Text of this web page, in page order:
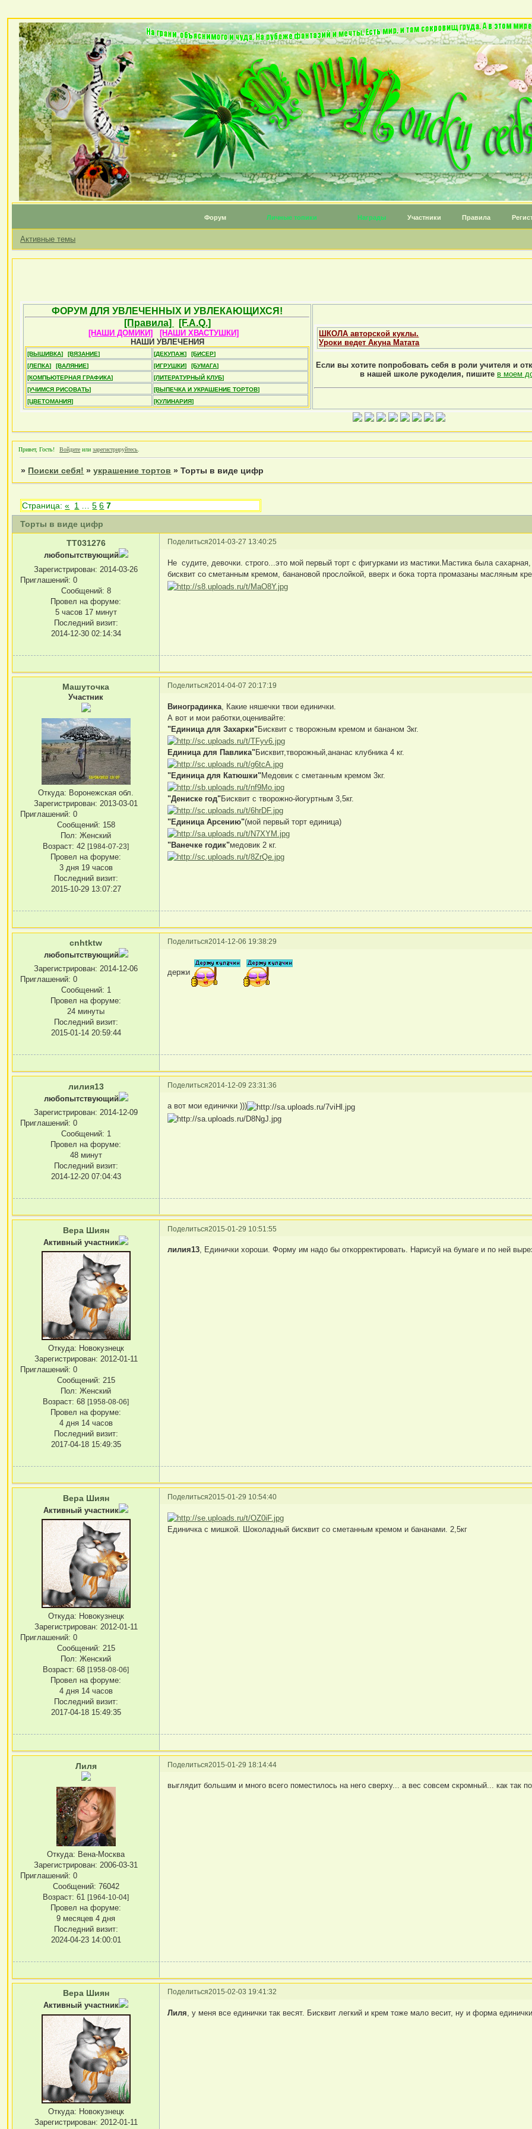
Форум Личные топики Награды Участники Правила
Активные темы
ФОРУМ ДЛЯ УВЛЕЧЕННЫХ И УВЛЕКАЮЩИХСЯ!
[Правила]
[F.A.Q.]
[НАШИ ДОМИКИ]
[НАШИ ХВАСТУШКИ]
НАШИ УВЛЕЧЕНИЯ
[ВЫШИВКА] [ВЯЗАНИЕ] [ДЕКУПАЖ]
[БИСЕР]
[ЛЕПКА]
[ВАЛЯНИЕ] [ИГРУШКИ]
[БУМАГА]
[КОМПЬЮТЕРНАЯ ГРАФИКА]
[ЛИТЕРАТУРНЫЙ КЛУБ]
[УЧИМСЯ РИСОВАТЬ]
[ВЫПЕЧКА И УКРАШЕНИЕ ТОРТОВ]
[ЦВЕТОМАНИЯ]
[КУЛИНАРИЯ]
ШКОЛА авторской куклы.
Уроки ведет Акуна Матата
Если вы хотите попробовать себя в роли учителя и
в нашей школе рукоделия, пишите в моем
Привет, Гость! Войдите илизарегистрируйтесь
» Поиски себя! »украшение тортов »Торты в виде цифр
Торты в виде цифр
Страница:« 1 5 6 7
Поделиться2014-03-27 13:40:25
TT031276
любопытствующий
Зарегистрирован: 2014-03-26
Приглашений: 0
Сообщений: 8
Провел на форуме:
5 часов 17 минут
Последний визит:
2014-12-30 02:14:34
Не судите, девочки. строго...это мой первый торт с фигурками из мастики.Мастика была
бисквит со сметанным кремом, банановой прослойкой, вверх и бока торта промазаны масляным
Поделиться2014-04-07 20:17:19
Машуточка
Участник
Откуда: Воронежская обл.
Зарегистрирован: 2013-03-01
Приглашений: 0
Сообщений: 158
Пол: Женский
Возраст: 42[1984-07-23]
Провел на форуме:
3 дня 19 часов
Последний визит:
2015-10-29 13:07:27
Виноградинка , Какие няшечки твои единички.
А вот и мои работки,оценивайте:
"Единица для Захарки"Бисквит с творожным кремом и бананом 3кг.
Единица для Павлика"Бисквит,творожный,ананас клубника 4 кг.
"Единица для Катюшки"Медовик с сметанным кремом 3кг.
"Дениске год"Бисквит с творожно-йогуртным 3,5кг.
"Единица Арсению"(мой первый торт единица)
"Ванечке годик"медовик 2 кг.
Поделиться2014-12-06 19:38:29
cnhtktw
любопытствующий
Зарегистрирован: 2014-12-06
Приглашений: 0
Сообщений: 1
Провел на форуме:
24 минуты
Последний визит:
2015-01-14 20:59:44
держи
Поделиться2014-12-09 23:31:36
лилия13
любопытствующий
Зарегистрирован: 2014-12-09
Приглашений: 0
Сообщений: 1
Провел на форуме:
48 минут
Последний визит:
2014-12-20 07:04:43
а вот мои единички )))
Поделиться2015-01-29 10:51:55
Вера Шиян
Активный участник
Откуда: Новокузнецк
Зарегистрирован: 2012-01-11
Приглашений: 0
Сообщений: 215
Пол: Женский
Возраст: 68[1958-08-06]
Провел на форуме:
4 дня 14 часов
Последний визит:
2017-04-18 15:49:35
лилия13, Единички хороши. Форму им надо бы откорректировать. Нарисуй на бумаге и по ней
Поделиться2015-01-29 10:54:40
Вера Шиян
Активный участник
Откуда: Новокузнецк
Зарегистрирован: 2012-01-11
Приглашений: 0
Сообщений: 215
Пол: Женский
Возраст: 68[1958-08-06]
Провел на форуме:
4 дня 14 часов
Последний визит:
2017-04-18 15:49:35
Единичка с мишкой. Шоколадный бисквит со сметанным кремом и бананами. 2,5кг
Поделиться2015-01-29 18:14:44
Лиля
Откуда: Вена-Москва
Зарегистрирован: 2006-03-31
Приглашений: 0
Сообщений: 76042
Возраст: 61[1964-10-04]
Провел на форуме:
9 месяцев 4 дня
Последний визит:
2024-04-23 14:00:01
выглядит большим и много всего поместилось на него сверху... а вес совсем скромный... как так
Поделиться2015-02-03 19:41:32
Вера Шиян
Активный участник
Откуда: Новокузнецк
Зарегистрирован: 2012-01-11
Лиля , у меня все единички так весят. Бисквит легкий и крем тоже мало весит, ну и форма